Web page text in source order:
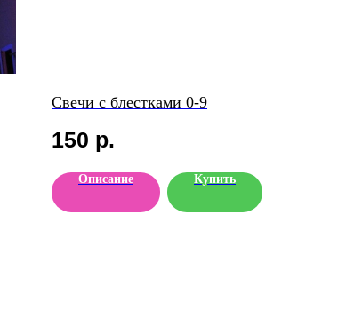
Свечи с блестками 0-9
150 р.
Описание Купить